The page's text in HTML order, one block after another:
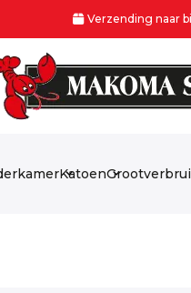
Verzending naar
Katoen